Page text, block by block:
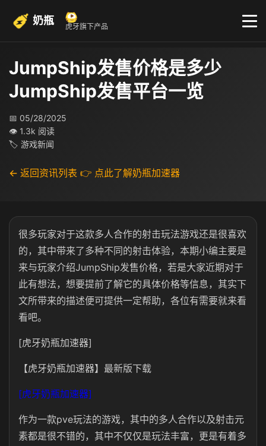
奶瓶 虎牙旗下产品
JumpShip发售价格是多少
JumpShip发售平台一览
📅 05/28/2025
👁 1.3k 阅读
🏷 游戏新闻
← 返回资讯列表 👉 点此了解奶瓶加速器
很多玩家对于这款多人合作的射击玩法游戏还是很喜欢
的，其中带来了多种不同的射击体验，本期小编主要是
来与玩家介绍JumpShip发售价格，若是大家近期对于
此有想法，想要提前了解它的具体价格等信息，其实下
文所带来的描述便可提供一定帮助，各位有需要就来看
看吧。
[虎牙奶瓶加速器]
【虎牙奶瓶加速器】最新版下载
[虎牙奶瓶加速器]
作为一款pve玩法的游戏，其中的多人合作以及射击元
素都是很不错的，其中不仅仅是玩法丰富，更是有着多